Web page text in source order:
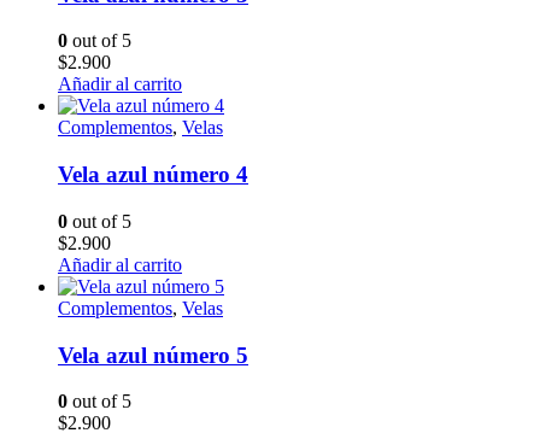
0 out of 5
$2.900
Añadir al carrito
Complementos, Velas
Vela azul número 4
0 out of 5
$2.900
Añadir al carrito
Complementos, Velas
Vela azul número 5
0 out of 5
$2.900